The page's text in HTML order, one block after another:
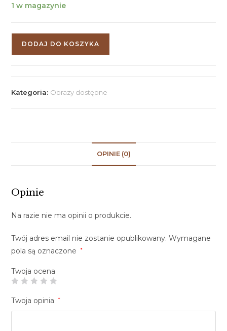
1 w magazynie
DODAJ DO KOSZYKA
Kategoria: Obrazy dostępne
OPINIE (0)
Opinie
Na razie nie ma opinii o produkcie.
Twój adres email nie zostanie opublikowany. Wymagane
pola są oznaczone
*
Twoja ocena
Twoja opinia *